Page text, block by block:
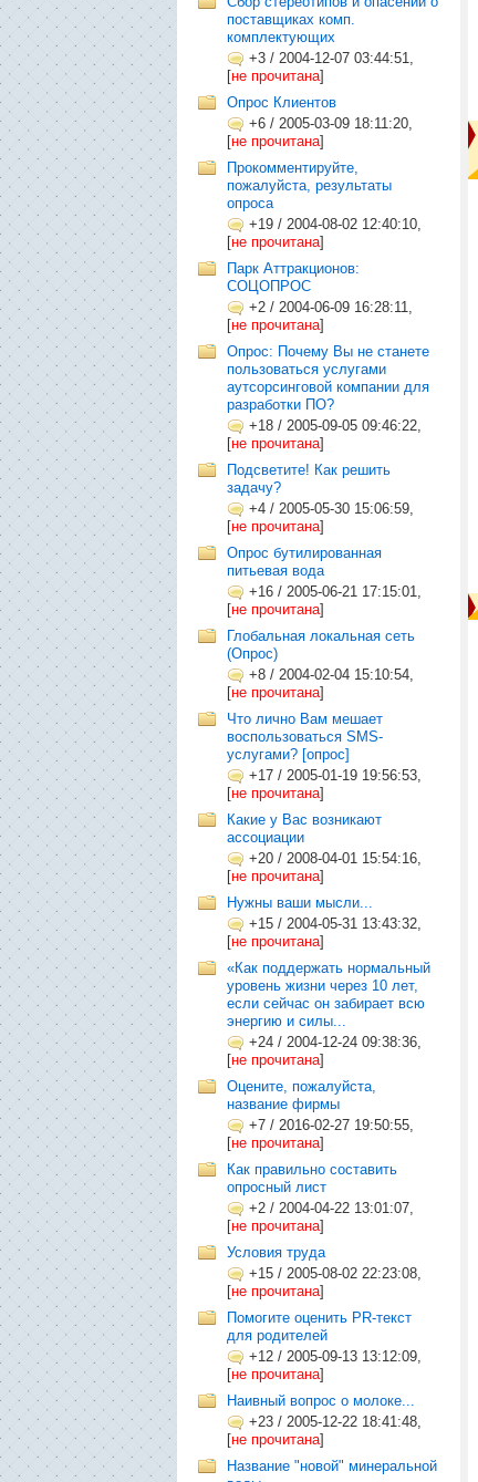
поставщиках комп.
комплектующих
+3 / 2004-12-07 03:44:51,
[не прочитана]
Опрос Клиентов
+6 / 2005-03-09 18:11:20,
[не прочитана]
Прокомментируйте,
пожалуйста, результаты
опроса
+19 / 2004-08-02 12:40:10,
[не прочитана]
Парк Аттракционов:
СОЦОПРОС
+2 / 2004-06-09 16:28:11,
[не прочитана]
Опрос: Почему Вы не станете
пользоваться услугами
аутсорсинговой компании для
разработки ПО?
+18 / 2005-09-05 09:46:22,
[не прочитана]
Подсветите! Как решить
задачу?
+4 / 2005-05-30 15:06:59,
[не прочитана]
Опрос бутилированная
питьевая вода
+16 / 2005-06-21 17:15:01,
[не прочитана]
Глобальная локальная сеть
(Опрос)
+8 / 2004-02-04 15:10:54,
[не прочитана]
Что лично Вам мешает
воспользоваться SMS-
услугами? [опрос]
+17 / 2005-01-19 19:56:53,
[не прочитана]
Какие у Вас возникают
ассоциации
+20 / 2008-04-01 15:54:16,
[не прочитана]
Нужны ваши мысли...
+15 / 2004-05-31 13:43:32,
[не прочитана]
«Как поддержать нормальный
уровень жизни через 10 лет,
если сейчас он забирает всю
энергию и силы...
+24 / 2004-12-24 09:38:36,
[не прочитана]
Оцените, пожалуйста,
название фирмы
+7 / 2016-02-27 19:50:55,
[не прочитана]
Как правильно составить
опросный лист
+2 / 2004-04-22 13:01:07,
[не прочитана]
Условия труда
+15 / 2005-08-02 22:23:08,
[не прочитана]
Помогите оценить PR-текст
для родителей
+12 / 2005-09-13 13:12:09,
[не прочитана]
Наивный вопрос о молоке...
+23 / 2005-12-22 18:41:48,
[не прочитана]
Название "новой" минеральной